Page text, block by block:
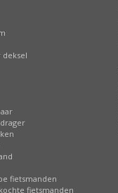
deksel
fietsmanden
fietsmanden